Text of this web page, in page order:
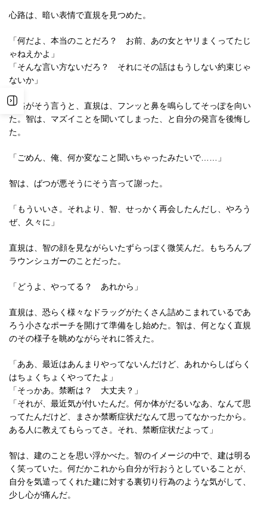
心路は、暗い表情で直規を見つめた。
「何だよ、本当のことだろ？ お前、あの女とヤリまくってたじ
ゃねえかよ」
「そんな言い方ないだろ？ それにその話はもうしない約束じゃ
ないか」
心路がそう言うと、直規は、フンッと鼻を鳴らしてそっぽを向い
た。智は、マズイことを聞いてしまった、と自分の発言を後悔し
た。
「ごめん、俺、何か変なこと聞いちゃったみたいで……」
智は、ばつが悪そうにそう言って謝った。
「もういいさ。それより、智、せっかく再会したんだし、やろう
ぜ、久々に」
直規は、智の顔を見ながらいたずらっぽく微笑んだ。もちろんブ
ラウンシュガーのことだった。
「どうよ、やってる？ あれから」
直規は、恐らく様々なドラッグがたくさん詰めこまれているであ
ろう小さなポーチを開けて準備をし始めた。智は、何となく直規
のその様子を眺めながらそれに答えた。
「ああ、最近はあんまりやってないんだけど、あれからしばらく
はちょくちょくやってたよ」
「そっかあ。禁断は？ 大丈夫？」
「それが、最近気が付いたんだ。何か体がだるいなあ、なんて思
ってたんだけど、まさか禁断症状だなんて思ってなかったから。
ある人に教えてもらってさ。それ、禁断症状だよって」
智は、建のことを思い浮かべた。智のイメージの中で、建は明る
く笑っていた。何だかこれから自分が行おうとしていることが、
自分を気遣ってくれた建に対する裏切り行為のような気がして、
少し心が痛んだ。